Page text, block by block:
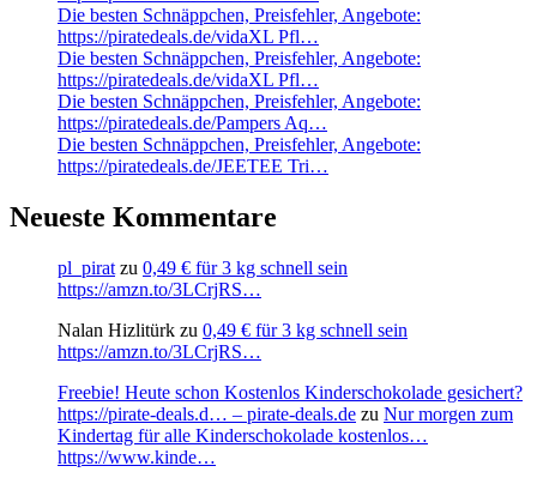
Die besten Schnäppchen, Preisfehler, Angebote:
https://piratedeals.de/vidaXL Pfl…
Die besten Schnäppchen, Preisfehler, Angebote:
https://piratedeals.de/vidaXL Pfl…
Die besten Schnäppchen, Preisfehler, Angebote:
https://piratedeals.de/Pampers Aq…
Die besten Schnäppchen, Preisfehler, Angebote:
https://piratedeals.de/JEETEE Tri…
Neueste Kommentare
pl_pirat zu 0,49 € für 3 kg schnell sein
https://amzn.to/3LCrjRS…
Nalan Hizlitürk zu 0,49 € für 3 kg schnell sein
https://amzn.to/3LCrjRS…
Freebie! Heute schon Kostenlos Kinderschokolade gesichert?
https://pirate-deals.d… – pirate-deals.de zu Nur morgen zum
Kindertag für alle Kinderschokolade kostenlos…
https://www.kinde…